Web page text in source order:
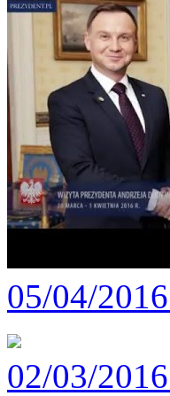
05/04/2016
02/03/2016